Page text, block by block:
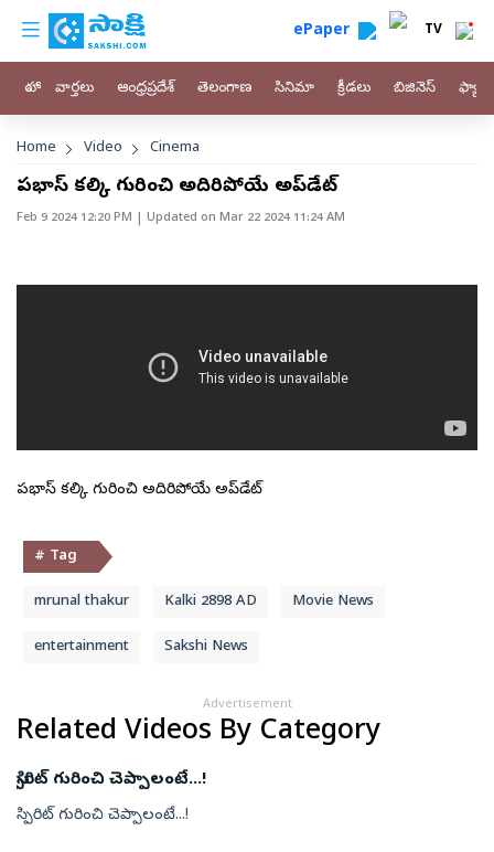
Skip to main content
custom menu ePaper TV
హోం వార్తలు ఆంధ్రప్రదేశ్ తెలంగాణ సినిమా క్రీడలు బిజినెస్
Breadcrumb
Home Video Cinema
ప్రభాస్ కల్కి గురించి అదిరిపోయే అప్‌డేట్
Feb 9 2024 12:20 PM | Updated on Mar 22 2024 11:24 AM
ప్రభాస్ కల్కి గురించి అదిరిపోయే అప్‌డేట్
# Tag
mrunal thakur Kalki 2898 AD Movie News
entertainment Sakshi News
Advertisement
Related Videos By Category
స్పిరిట్ గురించి చెప్పాలంటే...!
స్పిరిట్ గురించి చెప్పాలంటే...!